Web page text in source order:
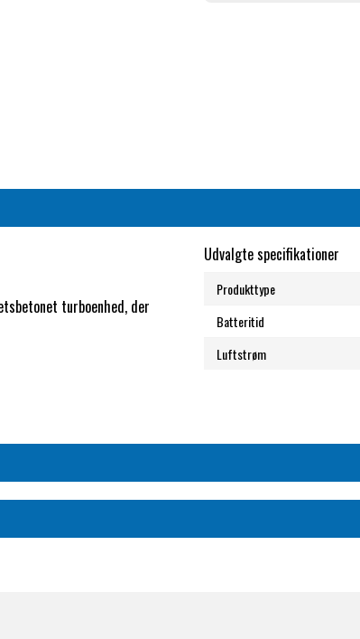
turboenhed, der
sikrer behagelig brug i
Udvalgte specifikationer
Produkttype
Batteritid
Luftstrøm